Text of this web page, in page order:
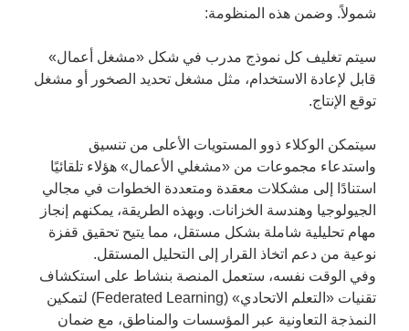
شمولاً. وضمن هذه المنظومة:
سيتم تغليف كل نموذج مدرب في شكل «مشغل أعمال»
قابل لإعادة الاستخدام، مثل مشغل تحديد الصخور أو مشغل
توقع الإنتاج.
سيتمكن الوكلاء ذوو المستويات الأعلى من تنسيق
واستدعاء مجموعات من «مشغلي الأعمال» هؤلاء تلقائيًا
استنادًا إلى مشكلات معقدة ومتعددة الخطوات في مجالي
الجيولوجيا وهندسة الخزانات. وبهذه الطريقة، يمكنهم إنجاز
مهام تحليلية شاملة بشكل مستقل، مما يتيح تحقيق قفزة
نوعية من دعم اتخاذ القرار إلى التحليل المستقل.
وفي الوقت نفسه، ستعمل المنصة بنشاط على استكشاف
تقنيات «التعلم الاتحادي» (Federated Learning) لتمكين
النمذجة التعاونية عبر المؤسسات والمناطق، مع ضمان